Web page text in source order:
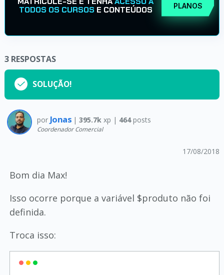
TODOS OS CURSOS E CONTEÚDOS
PLANOS
3 RESPOSTAS
SOLUÇÃO!
por Jonas |395.7k xp | 464posts
Coordenador Comercial
17/08/2018
Bom dia Max!
Isso ocorre porque a variável $produto não foi
definida.
Troca isso: